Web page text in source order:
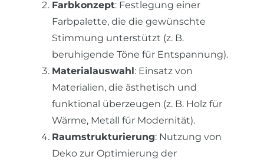
Farbkonzept: Festlegung einer
Farbpalette, die die gewünschte
Stimmung unterstützt (z. B.
beruhigende Töne für Entspannung).
Materialauswahl: Einsatz von
Materialien, die ästhetisch und
funktional überzeugen (z. B. Holz für
Wärme, Metall für Modernität).
Raumstrukturierung: Nutzung von
Deko zur Optimierung der